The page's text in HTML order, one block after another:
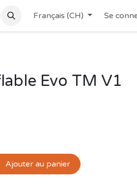
Français (CH) Se
Evo TM V1
Ajouter au panier